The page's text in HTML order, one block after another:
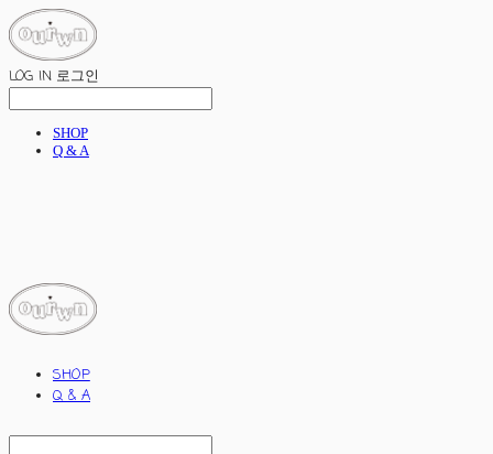
LOG IN 로그인
SHOP
Q & A
SHOP
Q & A